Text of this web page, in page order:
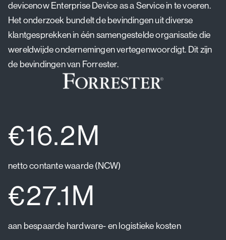
devicenow Enterprise Device as a Service in te voeren.
Het onderzoek bundelt de bevindingen uit diverse
klantgesprekken in één samengestelde organisatie die
wereldwijde ondernemingen vertegenwoordigt. Dit zijn
de bevindingen van Forrester.
€16.2M
netto contante waarde (NCW)
€27.1M
aan bespaarde hardware- en logistieke kosten